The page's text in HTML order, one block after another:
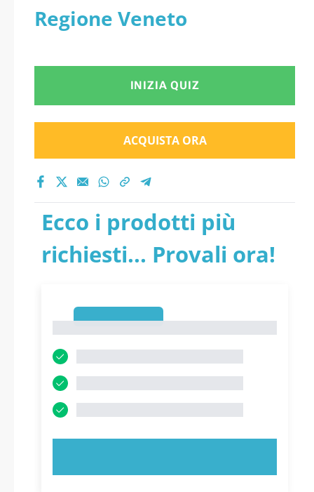
Regione Veneto
INIZIA QUIZ
ACQUISTA ORA
Ecco i prodotti più
richiesti... Provali ora!